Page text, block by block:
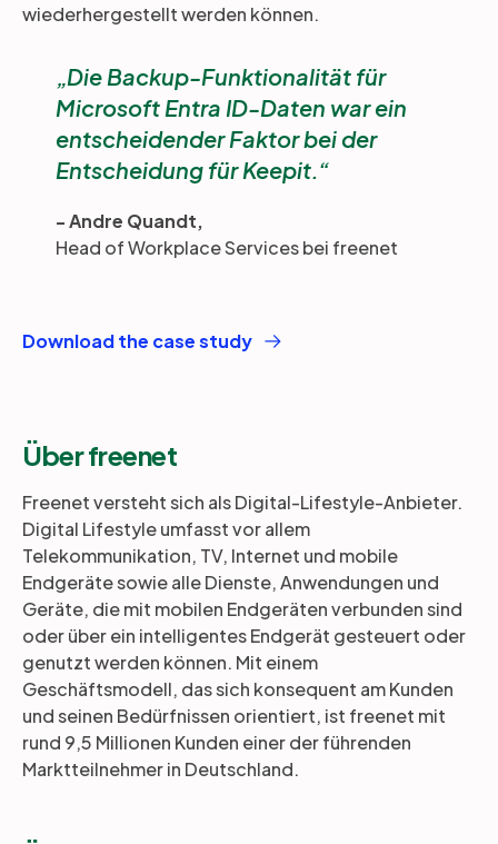
wiederhergestellt werden können.
Die Backup-Funktionalität für
Microsoft Entra ID-Daten war ein
entscheidender Faktor bei der
Entscheidung für Keepit.
- Andre Quandt,
Head of Workplace Services bei freenet
Download the case study
Über freenet
Freenet versteht sich als Digital-Lifestyle-Anbieter.
Digital Lifestyle umfasst vor allem
Telekommunikation, TV, Internet und mobile
Endgeräte sowie alle Dienste, Anwendungen und
Geräte, die mit mobilen Endgeräten verbunden sind
oder über ein intelligentes Endgerät gesteuert oder
genutzt werden können. Mit einem
Geschäftsmodell, das sich konsequent am Kunden
und seinen Bedürfnissen orientiert, ist freenet mit
rund 9,5 Millionen Kunden einer der führenden
Marktteilnehmer in Deutschland.